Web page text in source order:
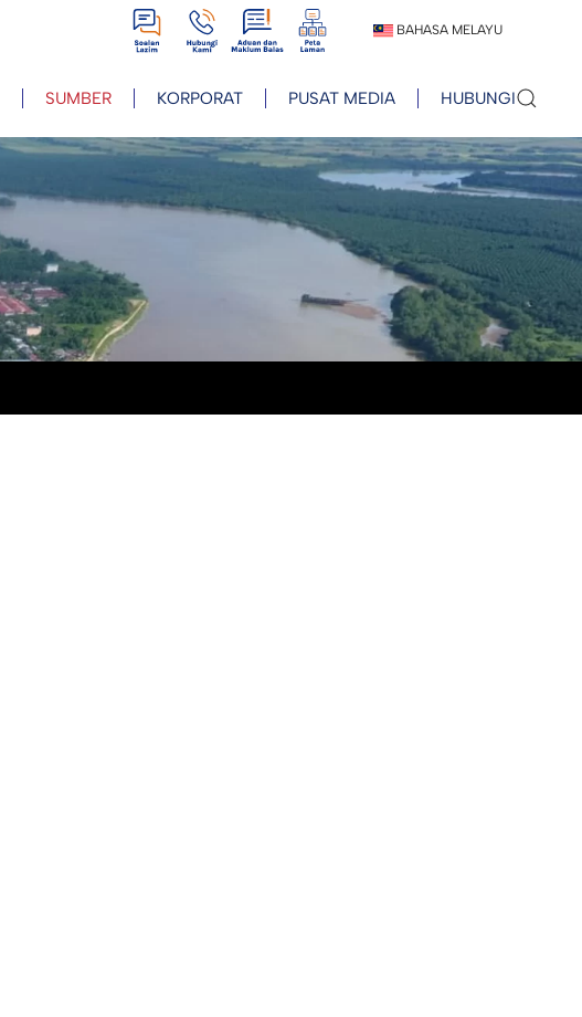
View View View View BAHASA MELAYU
SUMBER KORPORAT PUSAT MEDIA HUBUNGI